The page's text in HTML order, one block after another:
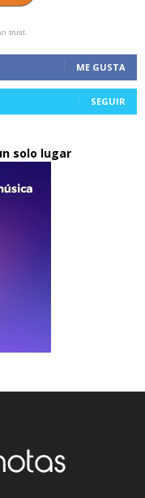
trust.
ME GUSTA
SEGUIR
solo lugar